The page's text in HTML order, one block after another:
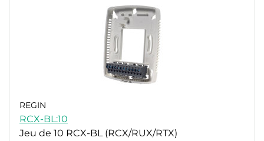
REGIN
RCX-BL:10
Jeu de 10 RCX-BL (RCX/RUX/RTX)